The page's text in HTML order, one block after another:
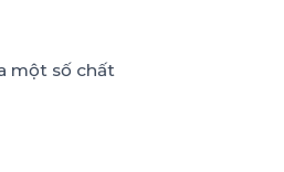
một số chất